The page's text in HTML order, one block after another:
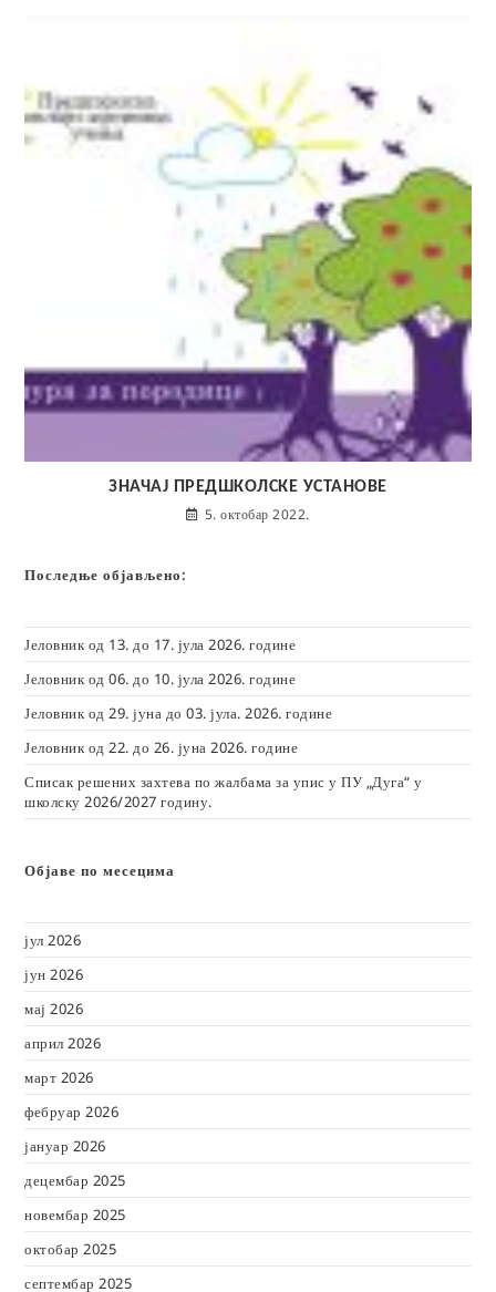
ЗНАЧАЈ ПРЕДШКОЛСКЕ УСТАНОВЕ
5. октобар 2022.
Последње објављено:
Јеловник од 13. до 17. јула 2026. године
Јеловник од 06. до 10. јула 2026. године
Јеловник од 29. јуна до 03. јула. 2026. године
Јеловник од 22. до 26. јуна 2026. године
Списак решених захтева по жалбама за упис у ПУ „Дуга“ у
школску 2026/2027 годину.
Објаве по месецима
јул 2026
јун 2026
мај 2026
април 2026
март 2026
фебруар 2026
јануар 2026
децембар 2025
новембар 2025
октобар 2025
септембар 2025